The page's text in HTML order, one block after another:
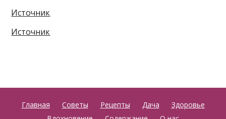
Источник
Источник
Главная Советы Рецепты Дача
Здоровье